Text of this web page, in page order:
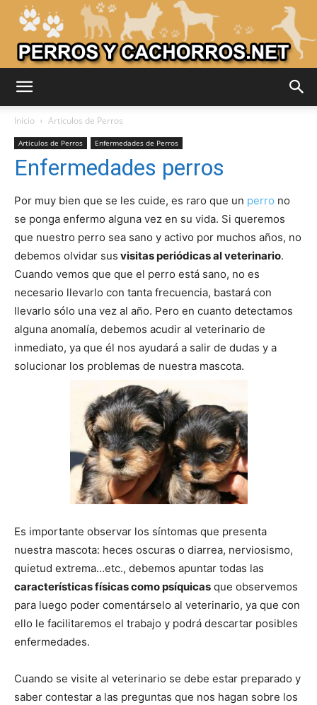
Perros
–
Razas
de
Perros
de
Cachorros
Inicio Articulos de Perros
Articulos de Perros Enfermedades de Perros
Enfermedades perros
Por muy bien que se les cuide, es raro que un perro no
se ponga enfermo alguna vez en su vida. Si queremos
que nuestro perro sea sano y activo por muchos años, no
debemos olvidar sus visitas periódicas al veterinario.
Cuando vemos que que el perro está sano, no es
necesario llevarlo con tanta frecuencia, bastará con
llevarlo sólo una vez al año. Pero en cuanto detectamos
alguna anomalía, debemos acudir al veterinario de
inmediato, ya que él nos ayudará a salir de dudas y a
solucionar los problemas de nuestra mascota.
Es importante observar los síntomas que presenta
nuestra mascota: heces oscuras o diarrea, nerviosismo,
quietud extrema…etc., debemos apuntar todas las
características físicas como psíquicas que observemos
para luego poder comentárselo al veterinario, ya que con
ello le facilitaremos el trabajo y podrá descartar posibles
enfermedades.
Cuando se visite al veterinario se debe estar preparado y
saber contestar a las preguntas que nos hagan sobre los